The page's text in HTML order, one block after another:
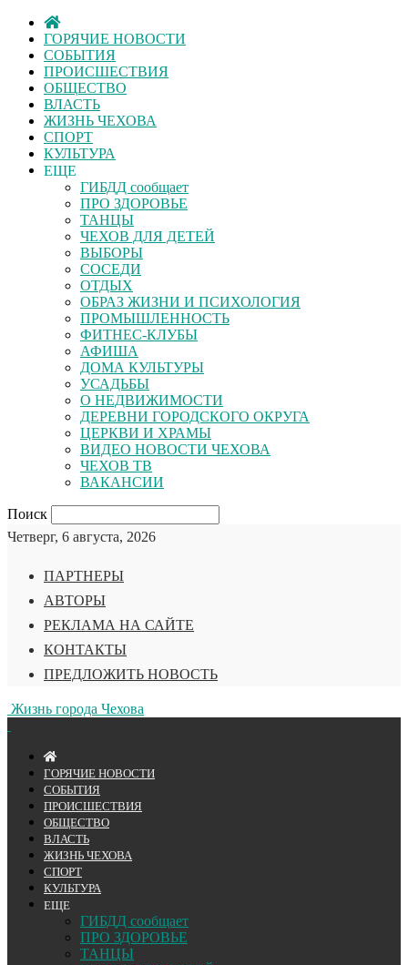
ГОРЯЧИЕ НОВОСТИ
СОБЫТИЯ
ПРОИСШЕСТВИЯ
ОБЩЕСТВО
ВЛАСТЬ
ЖИЗНЬ ЧЕХОВА
СПОРТ
КУЛЬТУРА
ЕЩЕ
ГИБДД сообщает
ПРО ЗДОРОВЬЕ
ТАНЦЫ
ЧЕХОВ ДЛЯ ДЕТЕЙ
ВЫБОРЫ
СОСЕДИ
ОТДЫХ
ОБРАЗ ЖИЗНИ И ПСИХОЛОГИЯ
ПРОМЫШЛЕННОСТЬ
ФИТНЕС-КЛУБЫ
АФИША
ДОМА КУЛЬТУРЫ
УСАДЬБЫ
О НЕДВИЖИМОСТИ
ДЕРЕВНИ ГОРОДСКОГО ОКРУГА
ЦЕРКВИ И ХРАМЫ
ВИДЕО НОВОСТИ ЧЕХОВА
ЧЕХОВ ТВ
ВАКАНСИИ
Поиск
Четверг, 6 августа, 2026
ПАРТНЕРЫ
АВТОРЫ
РЕКЛАМА НА САЙТЕ
КОНТАКТЫ
ПРЕДЛОЖИТЬ НОВОСТЬ
Жизнь города Чехова
ГОРЯЧИЕ НОВОСТИ
СОБЫТИЯ
ПРОИСШЕСТВИЯ
ОБЩЕСТВО
ВЛАСТЬ
ЖИЗНЬ ЧЕХОВА
СПОРТ
КУЛЬТУРА
ЕЩЕ
ГИБДД сообщает
ПРО ЗДОРОВЬЕ
ТАНЦЫ